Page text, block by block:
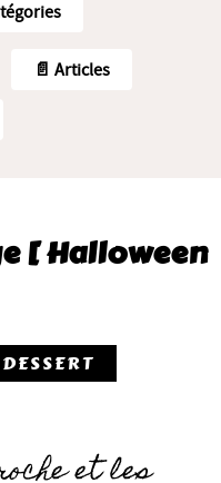
📄 Articles
[ Halloween
DESSERT